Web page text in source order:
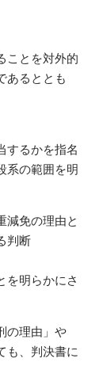
ことを対外的
あるととも
するかを指名
系の範囲を明
減免の理由と
判断
を明らかにさ
の理由」や
も、判決書に